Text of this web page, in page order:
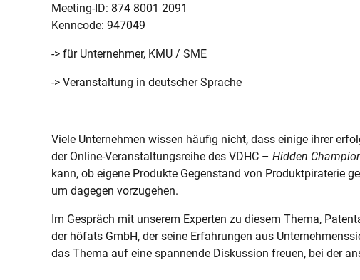
Meeting-ID: 874 8001 2091
Kenncode: 947049
-> für Unternehmer, KMU / SME
-> Veranstaltung in deutscher Sprache
Viele Unternehmen wissen häufig nicht, dass einige ihrer
der Online-Veranstaltungsreihe des VDHC – Hidden
kann, ob eigene Produkte Gegenstand von Produktpiraterie
um dagegen vorzugehen.
Im Gespräch mit unserem Experten zu diesem Thema,
der höfats GmbH, der seine Erfahrungen aus
das Thema auf eine spannende Diskussion freuen, bei der